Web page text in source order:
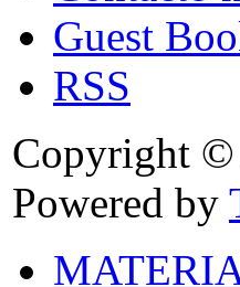
Guest
RSS
Copyright ©
Powered by